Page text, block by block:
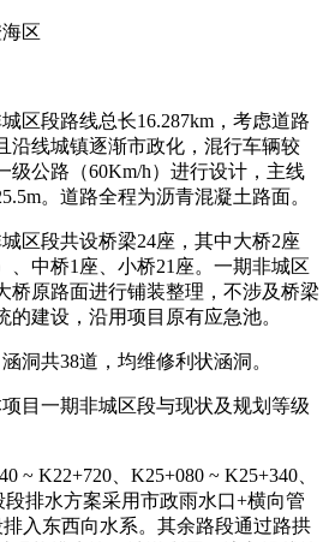
区
区段路线总长16.287km，考虑道路
沿线城镇逐渐市政化，混行车辆较
级公路（60Km/h）进行设计，主线
。道路全程为沥青混凝土路面。
区段共设桥梁24座，其中大桥2座
、中桥1座、小桥21座。一期非城区
桥原路面进行铺装整理，不涉及桥梁
建设，沿用项目原有应急池。
洞共38道，均维修利状涵洞。
项目一期非城区段与现状及规划等级
~ K22+720、K25+080 ~ K25+340、
段排水方案采用市政雨水口+横向管
入东西向水系。其余路段通过路拱